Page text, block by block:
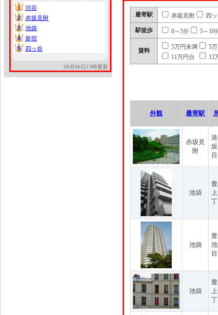
1
1
渋谷
2
2
赤坂見附
2
2
池袋
4
4
新宿
5
5 四ッ谷
08月06日15時更新
最寄駅 赤坂見附 四
駅徒歩 0～5分 5～10
賃料
5万円未満
5
11万円台
12
外観 最寄駅
赤坂見
附
目
池袋
池袋
目
池袋